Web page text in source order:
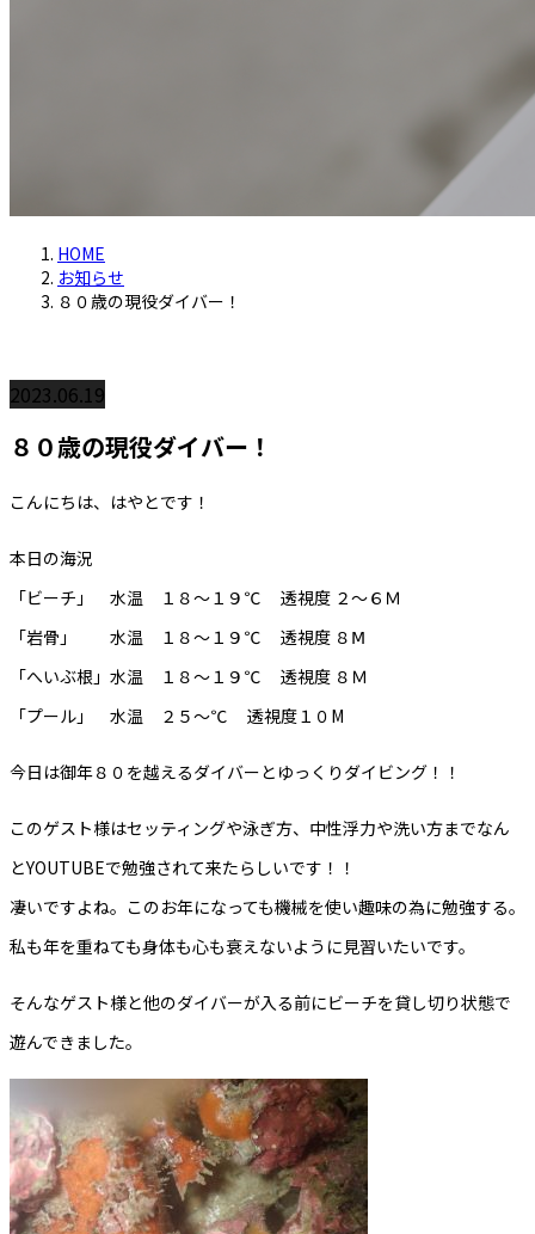
HOME
お知らせ
８０歳の現役ダイバー！
2023.06.19
８０歳の現役ダイバー！
こんにちは、はやとです！
本日の海況
「ビーチ」 水温 １８～１９℃ 透視度 ２～６Ｍ
「岩骨」 水温 １８～１９℃ 透視度 ８Ⅿ
「へいぶ根」水温 １８～１９℃ 透視度 ８Ｍ
「プール」 水温 ２５～℃ 透視度１０M
今日は御年８０を越えるダイバーとゆっくりダイビング！！
このゲスト様はセッティングや泳ぎ方、中性浮力や洗い方までなん
とYOUTUBEで勉強されて来たらしいです！！
凄いですよね。このお年になっても機械を使い趣味の為に勉強する。
私も年を重ねても身体も心も衰えないように見習いたいです。
そんなゲスト様と他のダイバーが入る前にビーチを貸し切り状態で
遊んできました。